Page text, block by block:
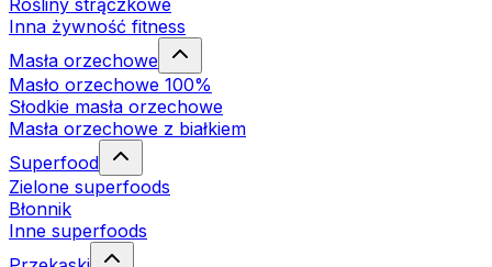
Rośliny strączkowe
Inna żywność fitness
Masła orzechowe
Masło orzechowe 100%
Słodkie masła orzechowe
Masła orzechowe z białkiem
Superfood
Zielone superfoods
Błonnik
Inne superfoods